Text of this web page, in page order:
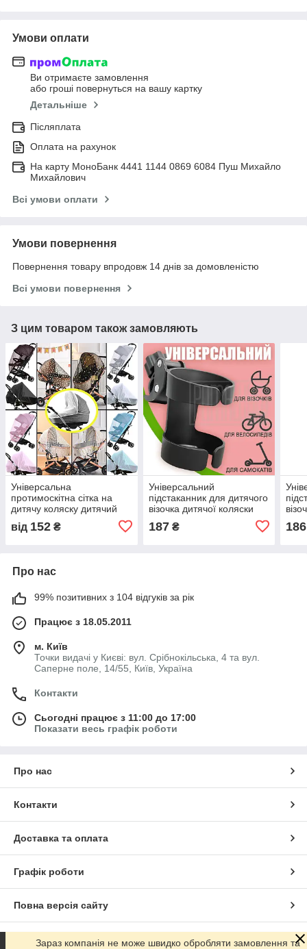
Умови оплати
Ви отримаєте замовлення
або гроші повернуться на вашу картку
Детальніше
Післяплата
Оплата на рахунок
На карту МоноБанк 4441 1144 0869 6084 Пуш Михайло
Михайлович
Всі умови оплати
Умови повернення
Повернення товару впродовж 14 днів за домовленістю
Всі умови повернення
З цим товаром також замовляють
Універсальна
протимоскітна сітка на
дитячу коляску дитячий
від 152 ₴
Універсальний
підстаканник для дитячого
візочка дитячої коляски
мам пляшечки самоката
велосипеда тримач
187₴ 186
Про нас
99% позитивних з 104 відгуків за рік
Працює з 18.05.2011
м. Київ
Точки видачі у Києві: вул. Срібнокільська, 4 та вул.
Саперне поле, 14/55, Київ, Україна
Контакти
Сьогодні працює з 11:00 до 17:00
Показати весь графік роботи
Про нас
Контакти
Доставка та оплата
Графік роботи
Повна версія сайту
Сайт створено на маркетплейсі Prom.ua
Зараз компанія не може швидко обробляти замовлення та